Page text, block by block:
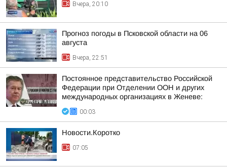
Вчера, 20:10
Прогноз погоды в Псковской области на 06
августа
Вчера, 22:51
Постоянное представительство Российской
Федерации при Отделении ООН и других
международных организациях в Женеве:
00:03
Новости.Коротко
07:05